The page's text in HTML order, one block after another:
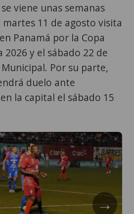
viene unas semanas
11 de agosto visita
Panamá por la Copa
y el sábado 22 de
Por su parte,
duelo ante
la capital el sábado 15
→